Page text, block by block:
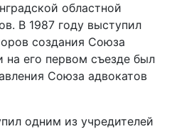
областной
В 1987 году выступил
создания Союза
его первом съезде был
Союза адвокатов
одним из учредителей